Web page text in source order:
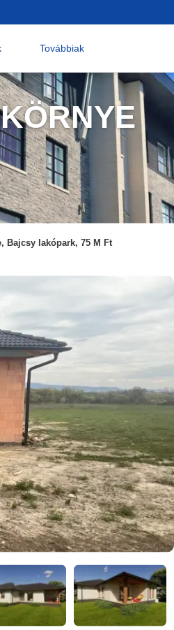
Továbbiak
Bajcsy lakópark, 75 M Ft